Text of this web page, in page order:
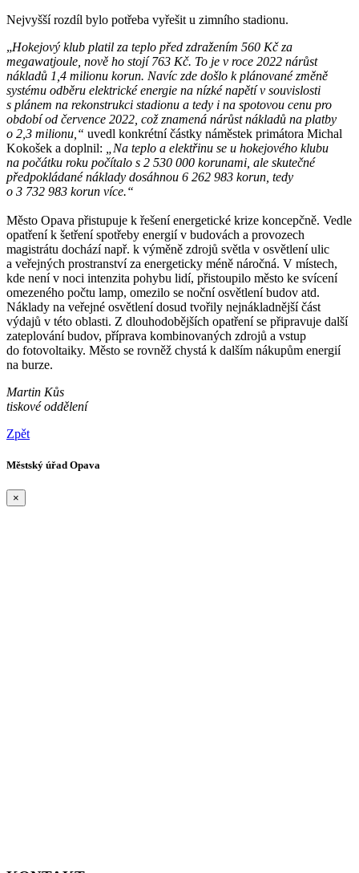
Nejvyšší rozdíl bylo potřeba vyřešit u zimního stadionu.
„Hokejový klub platil za teplo před zdražením 560 Kč za
megawatjoule, nově ho stojí 763 Kč. To je v roce 2022 nárůst
nákladů 1,4 milionu korun. Navíc zde došlo k plánované změně
systému odběru elektrické energie na nízké napětí v souvislosti
s plánem na rekonstrukci stadionu a tedy i na spotovou cenu pro
období od července 2022, což znamená nárůst nákladů na platby
o 2,3 milionu,“ uvedl konkrétní částky náměstek primátora Michal
Kokošek a doplnil:
„Na teplo a elektřinu se u hokejového klubu
na počátku roku počítalo s 2 530 000 korunami, ale skutečné
předpokládané náklady dosáhnou 6 262 983 korun, tedy
o 3 732 983 korun více.“
Město Opava přistupuje k řešení energetické krize koncepčně. Vedle
opatření k šetření spotřeby energií v budovách a provozech
magistrátu dochází např. k výměně zdrojů světla v osvětlení ulic
a veřejných prostranství za energeticky méně náročná. V místech,
kde není v noci intenzita pohybu lidí, přistoupilo město ke svícení
omezeného počtu lamp, omezilo se noční osvětlení budov atd.
Náklady na veřejné osvětlení dosud tvořily nejnákladnější část
výdajů v této oblasti. Z dlouhodobějších opatření se připravuje další
zateplování budov, příprava kombinovaných zdrojů a vstup
do fotovoltaiky. Město se rovněž chystá k dalším nákupům energií
na burze.
Martin Kůs
tiskové oddělení
Zpět
Městský úřad Opava
×